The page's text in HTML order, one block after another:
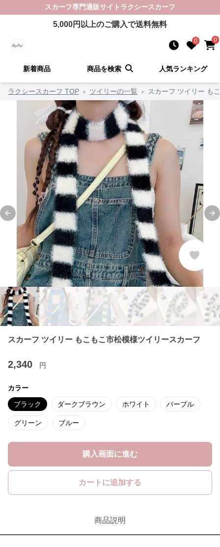
スカーフ専門通販サイト ラクシースカーフ
5,000円以上のご購入で送料無料
0 0
新着商品 商品を検索 人気ランキング
ラクシースカーフ TOP › ツイリーの一覧 › スカーフ ツイリー も
Previous slide
スカーフ ツイリー もこもこ市松模様ツイリースカーフ
2,340 円
カラー
ブラック ダークブラウン ホワイト パープル
グリーン ブルー
購入画面に進む
カートに追加する
商品説明